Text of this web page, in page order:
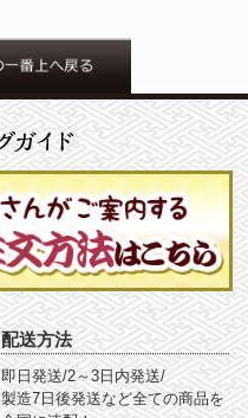
配送方法
即日発送/2～3日内発送/
製造7日後発送など全ての商品を